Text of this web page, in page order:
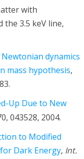
with
3.5 keV line,
dynamics
mass hypothesis,
Up Due to New
043528, 2004.
to Modified
Dark Energy, Int.